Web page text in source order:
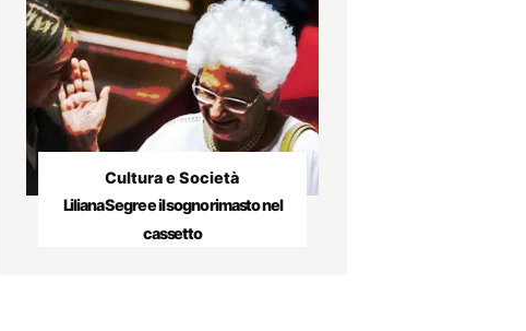
Cultura e Società
Liliana Segre e il sogno rimasto nel
cassetto